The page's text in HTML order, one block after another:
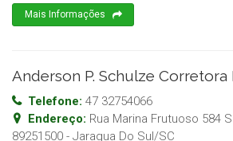
Mais Informações
Anderson P. Schulze Corretora
Telefone: 47 32754066
Endereço: Rua Marina Frutuoso 584
89251500 - Jaragua Do Sul/SC